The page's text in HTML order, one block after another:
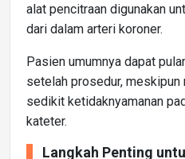
alat pencitraan digunakan
dari dalam arteri koroner.
Pasien umumnya dapat
setelah prosedur, meskipun
sedikit ketidaknyamanan
kateter.
Langkah Penting